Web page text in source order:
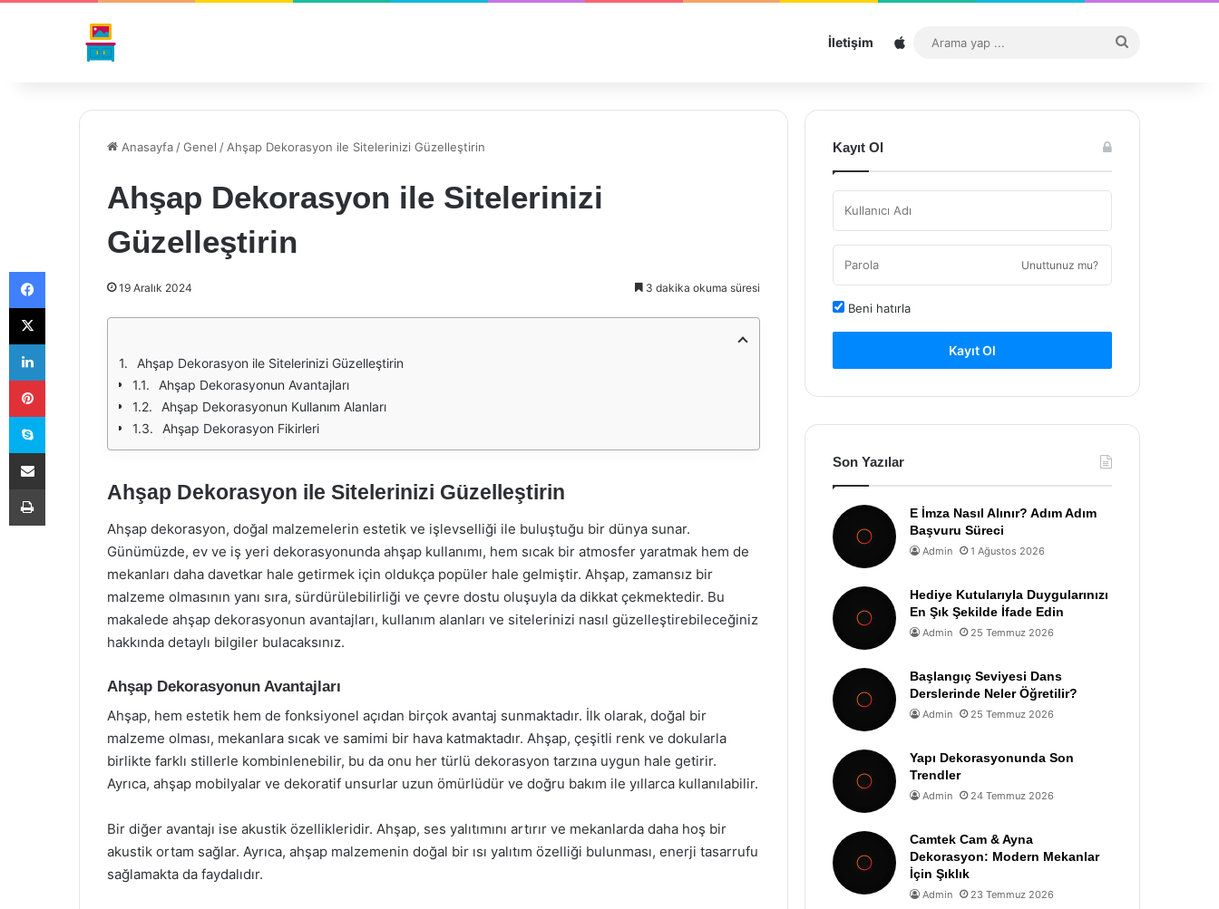
İletişim Sitemap
...
Anasayfa /Genel / Ahşap Dekorasyon ile Sitelerinizi Güzelleştirin
Ahşap Dekorasyon ile Sitelerinizi
Güzelleştirin
19 Aralık 2024 3 dakika okuma süresi
Ahşap Dekorasyon ile Sitelerinizi Güzelleştirin
Ahşap Dekorasyonun Avantajları
Ahşap Dekorasyonun Kullanım Alanları
Ahşap Dekorasyon Fikirleri
Ahşap Dekorasyon ile Sitelerinizi Güzelleştirin
Ahşap dekorasyon, doğal malzemelerin estetik ve işlevselliği ile buluştuğu bir dünya sunar.
Günümüzde, ev ve iş yeri dekorasyonunda ahşap kullanımı, hem sıcak bir atmosfer yaratmak hem de
mekanları daha davetkar hale getirmek için oldukça popüler hale gelmiştir. Ahşap, zamansız bir
malzeme olmasının yanı sıra, sürdürülebilirliği ve çevre dostu oluşuyla da dikkat çekmektedir. Bu
makalede ahşap dekorasyonun avantajları, kullanım alanları ve sitelerinizi nasıl güzelleştirebileceğiniz
hakkında detaylı bilgiler bulacaksınız.
Ahşap Dekorasyonun Avantajları
Ahşap, hem estetik hem de fonksiyonel açıdan birçok avantaj sunmaktadır. İlk olarak, doğal bir
malzeme olması, mekanlara sıcak ve samimi bir hava katmaktadır. Ahşap, çeşitli renk ve dokularla
birlikte farklı stillerle kombinlenebilir, bu da onu her türlü dekorasyon tarzına uygun hale getirir.
Ayrıca, ahşap mobilyalar ve dekoratif unsurlar uzun ömürlüdür ve doğru bakım ile yıllarca kullanılabilir.
Bir diğer avantajı ise akustik özellikleridir. Ahşap, ses yalıtımını artırır ve mekanlarda daha hoş bir
akustik ortam sağlar. Ayrıca, ahşap malzemenin doğal bir ısı yalıtım özelliği bulunması, enerji tasarrufu
sağlamakta da faydalıdır.
Kayıt Ol
Unuttunuz mu?
Beni hatırla
Kayıt Ol
Son Yazılar
E İmza Nasıl Alınır? Adım Adım
Başvuru Süreci
Admin 1 Ağustos 2026
Hediye Kutularıyla Duygularınızı
En Şık Şekilde İfade Edin
Admin 25 Temmuz 2026
Başlangıç Seviyesi Dans
Derslerinde Neler Öğretilir?
Admin 25 Temmuz 2026
Yapı Dekorasyonunda Son
Trendler
Admin 24 Temmuz 2026
Camtek Cam & Ayna
Dekorasyon: Modern Mekanlar
İçin Şıklık
Admin 23 Temmuz 2026
Facebook
X
LinkedIn
Pinterest
Skype
E-Posta ile paylaş